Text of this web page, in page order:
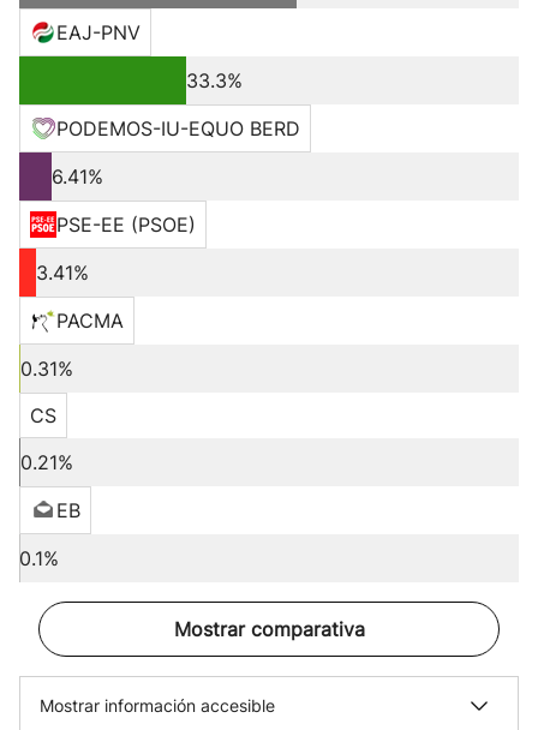
EAJ-PNV
33.3%
PODEMOS-IU-EQUO BERD
6.41%
PSE-EE (PSOE)
3.41%
PACMA
0.31%
CS
0.21%
EB
0.1%
Mostrar comparativa
Mostrar información accesible